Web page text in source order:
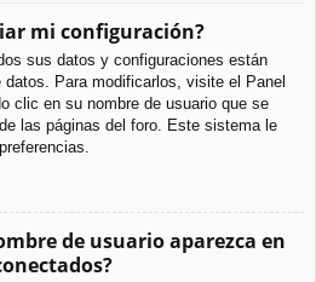
mi configuración?
sus datos y configuraciones están
Para modificarlos, visite el Panel
clic en su nombre de usuario que se
las páginas del foro. Este sistema le
de usuario aparezca en